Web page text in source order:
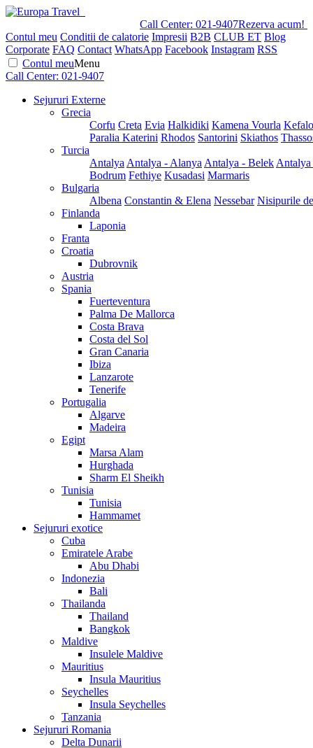
Call Center: 021-9407Rezerva acum!
Contul meu Conditii de calatorie Impresii B2B CLUB ET Blog
Corporate FAQ Contact WhatsApp Facebook Instagram RSS
Contul meuMenu
Call Center: 021-9407
Sejururi Externe
Grecia
Corfu Creta Evia Halkidiki Kamena Vourla
Paralia Katerini Rhodos Santorini Skiathos
Turcia
Antalya Antalya - Alanya Antalya - Belek
Bodrum Fethiye Kusadasi Marmaris
Bulgaria
Albena Constantin & Elena Nessebar Nisipurile
Finlanda
Laponia
Franta
Croatia
Dubrovnik
Austria
Spania
Fuerteventura
Palma De Mallorca
Costa Brava
Costa del Sol
Gran Canaria
Ibiza
Lanzarote
Tenerife
Portugalia
Algarve
Madeira
Egipt
Marsa Alam
Hurghada
Sharm El Sheikh
Tunisia
Tunisia
Hammamet
Sejururi exotice
Cuba
Emiratele Arabe
Abu Dhabi
Indonezia
Bali
Thailanda
Thailand
Bangkok
Maldive
Insulele Maldive
Mauritius
Insula Mauritius
Seychelles
Insula Seychelles
Tanzania
Sejururi Romania
Delta Dunarii